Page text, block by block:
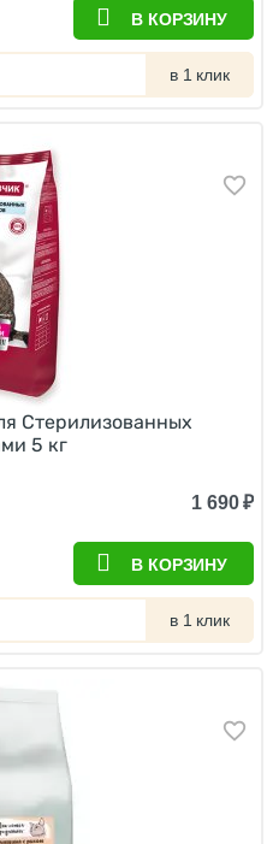
В КОРЗИНУ
в 1 клик
Стерилизованных
5 кг
1 690₽
В КОРЗИНУ
в 1 клик